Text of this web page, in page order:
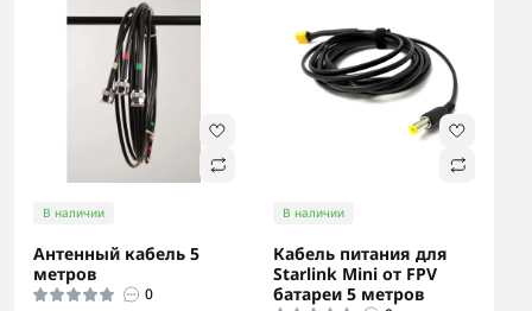
В наличии
Антенный кабель 5
метров
0
В наличии
Кабель питания для
Starlink Mini от FPV
батареи 5 метров